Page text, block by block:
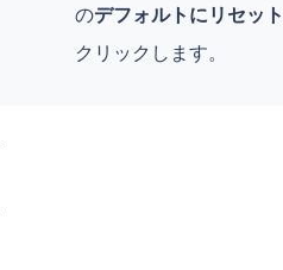
のデフォルトにリセット
クリックします。